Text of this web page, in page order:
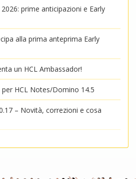
prime anticipazioni e Early
alla prima anteprima Early
un HCL Ambassador!
per HCL Notes/Domino 14.5
– Novità, correzioni e cosa